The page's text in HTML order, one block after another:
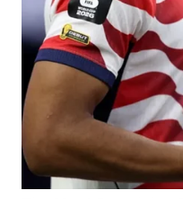
WN
DAIRI
WN
TOBA
WN
NIAS